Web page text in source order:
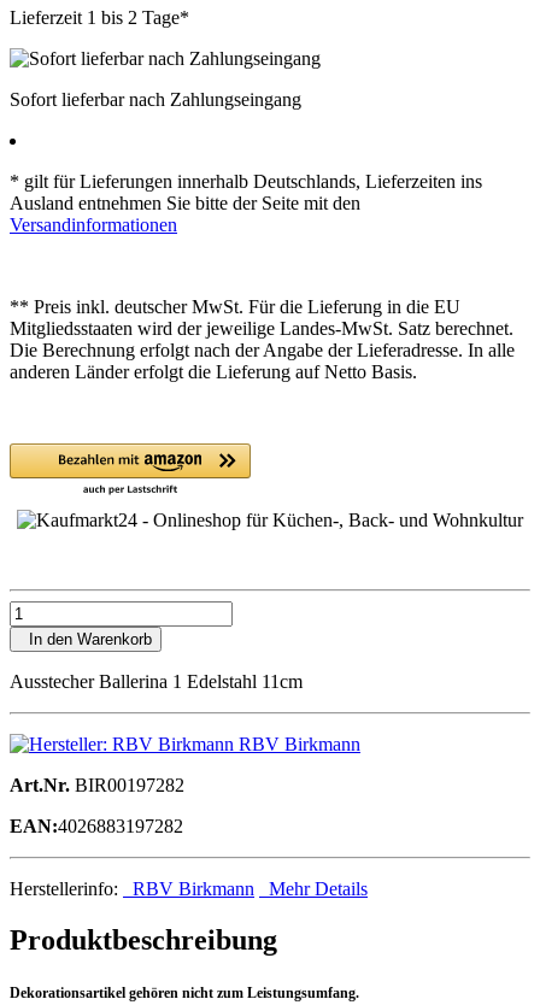
Lieferzeit 1 bis 2 Tage*
Sofort lieferbar nach Zahlungseingang
* gilt für Lieferungen innerhalb Deutschlands, Lieferzeiten ins
Ausland entnehmen Sie bitte der Seite mit den
Versandinformationen
** Preis inkl. deutscher MwSt. Für die Lieferung in die EU
Mitgliedsstaaten wird der jeweilige Landes-MwSt. Satz berechnet.
Die Berechnung erfolgt nach der Angabe der Lieferadresse. In alle
anderen Länder erfolgt die Lieferung auf Netto Basis.
In den Warenkorb
Ausstecher Ballerina 1 Edelstahl 11cm
RBV Birkmann
Art.Nr. BIR00197282
EAN:4026883197282
Herstellerinfo: RBV Birkmann Mehr Details
Produktbeschreibung
Dekorationsartikel gehören nicht zum Leistungsumfang.